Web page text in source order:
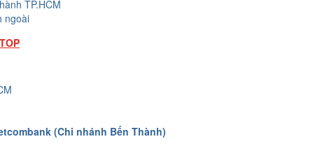
TP.HCM
ngoài
(Chi nhánh Bến Thành)